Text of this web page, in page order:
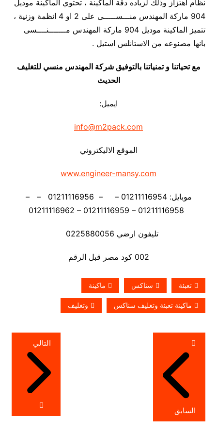
نظام اهتزاز وذلك لزياده دقة الماكينة ، تحتوي الماكينة موديل
904 ماركة المهندس منـــســـــى على 2 او 4 انظمة وزنية ،
تتميز الماكينة موديل 904 ماركة المهندس مـــــــنــــسى
بانها مصنوعه من الاستانلس استيل .
مع تحياتنا و تمنياتنا بالتوفيق شركة المهندس منسي للتغليف
الحديث
ايميل:
info@m2pack.com
الموقع الاليكتروني
www.engineer-mansy.com
موبايل: 01211116954 – – 01211116956 – –
تليفون ارضي 0225880056
002 كود مصر قبل الرقم
تعبئة سناكس ماكينة
ماكينة تعبئة وتغليف سناكس وتغليف
تصفّح
المقالات
السابق
التالي